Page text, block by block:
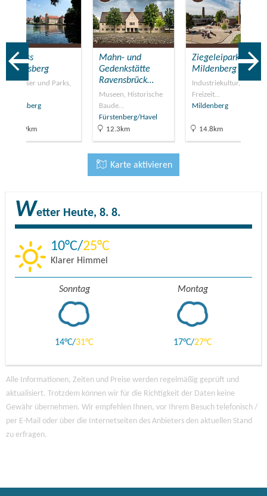
Schloss
Rheinsberg
Schlösser und Parks,
Rheinsberg
32.9km
Mahn- und
Gedenkstätte
Ravensbrück…
Museen, Historische
Baude…
Fürstenberg/Havel
12.3km
Ziegeleipark
Mildenberg
Industriekultur,
Freizeit…
Mildenberg
14.8km
Karte aktivieren
Wetter Heute, 8. 8.
10 25
Klarer Himmel
Sonntag
14 31
Montag
17 27
Alle Informationen, Zeiten und Preise werden regelmäßig geprüft und
aktualisiert. Trotzdem können wir für die Richtigkeit der Daten keine
Gewähr übernehmen. Wir empfehlen Ihnen, vor Ihrem Besuch telefonisch /
per E-Mail oder über die Internetseiten des Anbieters den aktuellen Stand
zu erfragen.